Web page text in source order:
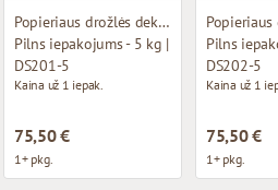
Popieriaus drožlės dekoravimui
Pilns iepakojums - 5 kg |
DS201-5
Kaina už 1 iepak.
75,50 €
1+ pkg.
Pilns
DS202-5
Kaina už 1
75,50 €
1+ pkg.